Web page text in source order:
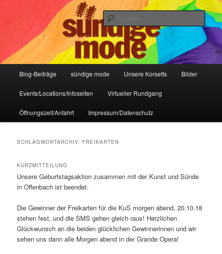
Sündige Mode Frankfurt
IHR Laden für Korsetts, Lifestyle-Mode, Club- und Dark-Wear seit 2004
Blog-Beiträge sündige mode Unsere Korsetts Bilder
Events/Locations/Infoseiten Virtueller Rundgang
Öffnungszeit/Anfahrt Impressum/Datenschutz
SCHLAGWORTARCHIV: FREIKARTEN
KURZMITTEILUNG
Unsere Geburtstagsaktion zusammen mit der Kunst und Sünde
in Offenbach ist beendet.
Die Gewinner der Freikarten für die KuS morgen abend, 20.10.18
stehen fest, und die SMS gehen gleich raus! Herzlichen
Glückwunsch an die beiden glücklichen Gewinnerinnen und wir
sehen uns dann alle Morgen abend in der Grande Opera!